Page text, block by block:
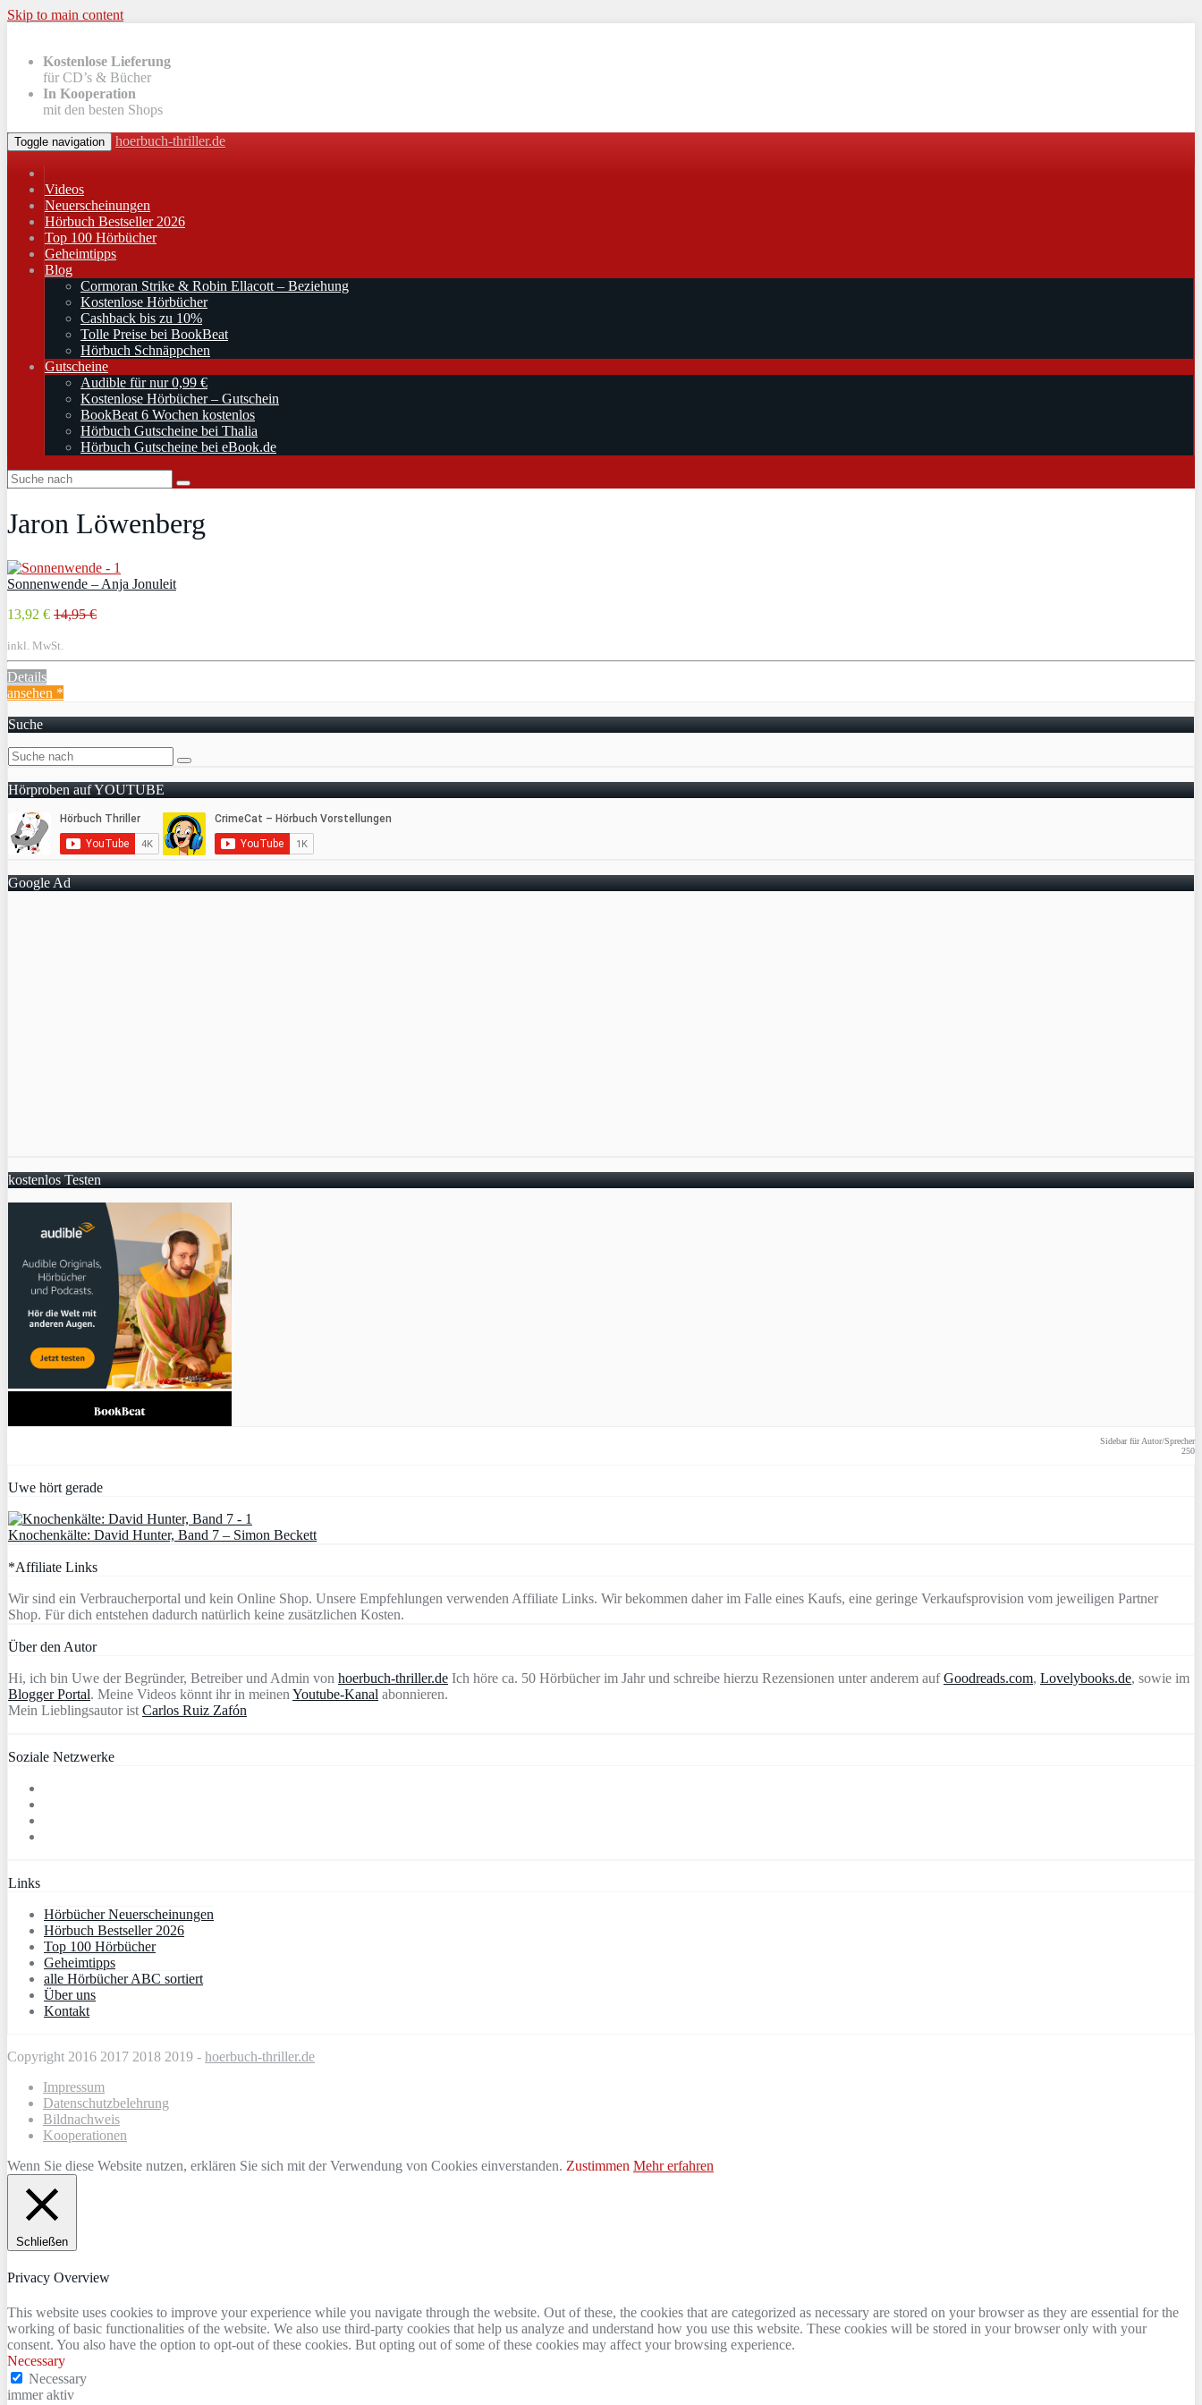
Skip to main content
Kostenlose Lieferung
für CD’s & Bücher
In Kooperation
mit den besten Shops
Toggle navigation hoerbuch-thriller.de
Videos
Neuerscheinungen
Hörbuch Bestseller 2026
Top 100 Hörbücher
Geheimtipps
Blog
Cormoran Strike & Robin Ellacott – Beziehung
Kostenlose Hörbücher
Cashback bis zu 10%
Tolle Preise bei BookBeat
Hörbuch Schnäppchen
Gutscheine
Audible für nur 0,99 €
Kostenlose Hörbücher – Gutschein
BookBeat 6 Wochen kostenlos
Hörbuch Gutscheine bei Thalia
Hörbuch Gutscheine bei eBook.de
Jaron Löwenberg
Sonnenwende – Anja Jonuleit
13,92 € 14,95 €
inkl. MwSt.
Details
ansehen *
Suche
Hörproben auf YOUTUBE
Google Ad
kostenlos Testen
Sidebar für Autor/Sprecher
250
Uwe hört gerade
Knochenkälte: David Hunter, Band 7 – Simon Beckett
*Affiliate Links
Wir sind ein Verbraucherportal und kein Online Shop. Unsere Empfehlungen verwenden Affiliate Links. Wir bekommen daher im Falle eines Kaufs, eine geringe Verkaufsprovision vom jeweiligen Partner
Shop. Für dich entstehen dadurch natürlich keine zusätzlichen Kosten.
Über den Autor
Hi, ich bin Uwe der Begründer, Betreiber und Admin von hoerbuch-thriller.de Ich höre ca. 50 Hörbücher im Jahr und schreibe hierzu Rezensionen unter anderem aufGoodreads.com, Lovelybooks.de, sowie im
Blogger Portal. Meine Videos könnt ihr in meinen Youtube-Kanal abonnieren.
Mein Lieblingsautor ist Carlos Ruiz Zafón
Soziale Netzwerke
Links
Hörbücher Neuerscheinungen
Hörbuch Bestseller 2026
Top 100 Hörbücher
Geheimtipps
alle Hörbücher ABC sortiert
Über uns
Kontakt
Copyright 2016 2017 2018 2019 - hoerbuch-thriller.de
Impressum
Datenschutzbelehrung
Bildnachweis
Kooperationen
Wenn Sie diese Website nutzen, erklären Sie sich mit der Verwendung von Cookies einverstanden. Zustimmen Mehr erfahren
Schließen
Privacy Overview
This website uses cookies to improve your experience while you navigate through the website. Out of these, the cookies that are categorized as necessary are stored on your browser as they are essential for the
working of basic functionalities of the website. We also use third-party cookies that help us analyze and understand how you use this website. These cookies will be stored in your browser only with your
consent. You also have the option to opt-out of these cookies. But opting out of some of these cookies may affect your browsing experience.
Necessary
Necessary
immer aktiv